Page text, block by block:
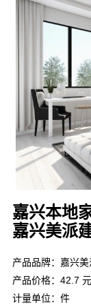
嘉兴本地
嘉兴美派
产品品牌：嘉兴
产品价格：42.7 元
计量单位：件